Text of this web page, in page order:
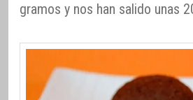
gramos y nos han salido unas